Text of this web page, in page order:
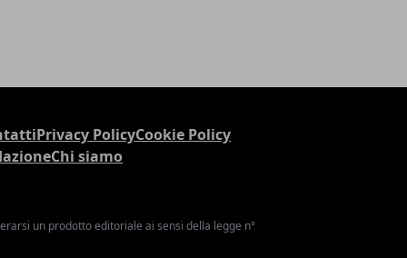
Privacy PolicyCookie Policy
Chi siamo
un prodotto editoriale ai sensi della legge n°